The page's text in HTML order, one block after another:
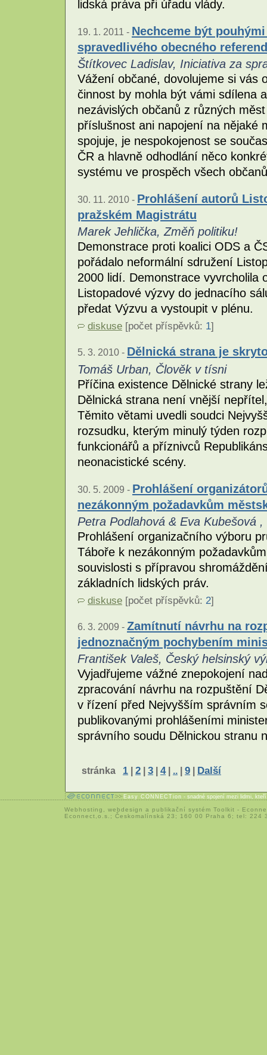
lidská práva při úřadu vlády.
19. 1. 2011 - Nechceme být
spravedlivého obecného
Štítkovec Ladislav, Iniciativa za
Vážení občané, dovolujeme si vás
činnost by mohla být vámi sdílena
nezávislých občanů z různých
příslušnost ani napojení na nějaké
spojuje, je nespokojenost se
ČR a hlavně odhodlání něco
systému ve prospěch všech
30. 11. 2010 - Prohlášení autorů
pražském Magistrátu
Marek Jehlička, Změň politiku!
Demonstrace proti koalici ODS a
pořádalo neformální sdružení
2000 lidí. Demonstrace vyvrcholila
Listopadové výzvy do jednacího
předat Výzvu a vystoupit v plénu.
diskuse [počet příspěvků: 1]
5. 3. 2010 - Dělnická strana je
Tomáš Urban, Člověk v tísni
Příčina existence Dělnické strany
Dělnická strana není vnější
Těmito větami uvedli soudci
rozsudku, kterým minulý týden
funkcionářů a příznivců
neonacistické scény.
30. 5. 2009 - Prohlášení
nezákonným požadavkům
Petra Podlahová & Eva Kubešová
Prohlášení organizačního výboru
Táboře k nezákonným
souvislosti s přípravou
základních lidských práv.
diskuse [počet příspěvků: 2]
6. 3. 2009 - Zamítnutí návrhu na
jednoznačným pochybením
František Valeš, Český helsinský
Vyjadřujeme vážné znepokojení
zpracování návrhu na rozpuštění
v řízení před Nejvyšším správním
publikovanými prohlášeními
správního soudu Dělnickou stranu
stránka 1 | 2 | 3 | 4| .. | 9 | Další
Easy CONNECTion - snadné spojení mezi lidmi,
Webhosting webdesign a publikační systém Toolkit -
Econnect,o.s.; Českomalínská 23; 160 00 Praha 6; tel: 224